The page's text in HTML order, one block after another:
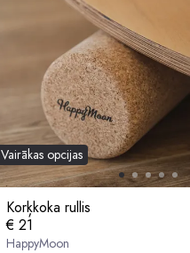
Vairākas opcijas
Korķkoka rullis
€ 21
HappyMoon